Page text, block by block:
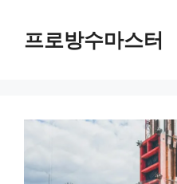
프로방수마스터